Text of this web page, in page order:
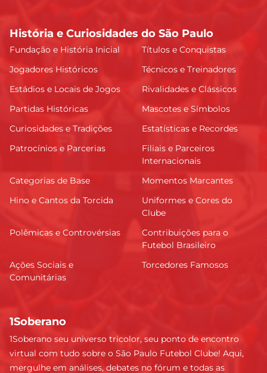
História e Curiosidades do São Paulo
Fundação e História Inicial
Títulos e Conquistas
Jogadores Históricos
Técnicos e Treinadores
Estádios e Locais de Jogos
Rivalidades e Clássicos
Partidas Históricas
Mascotes e Símbolos
Curiosidades e Tradições
Estatísticas e Recordes
Patrocínios e Parcerias
Filiais e Parceiros
Internacionais
Categorias de Base
Momentos Marcantes
Hino e Cantos da Torcida
Uniformes e Cores do
Clube
Polêmicas e Controvérsias
Contribuições para o
Futebol Brasileiro
Ações Sociais e
Comunitárias
Torcedores Famosos
1Soberano
1Soberano seu universo tricolor, seu ponto de encontro
virtual com tudo sobre o São Paulo Futebol Clube! Aqui,
mergulhe em análises, debates no fórum e todas as